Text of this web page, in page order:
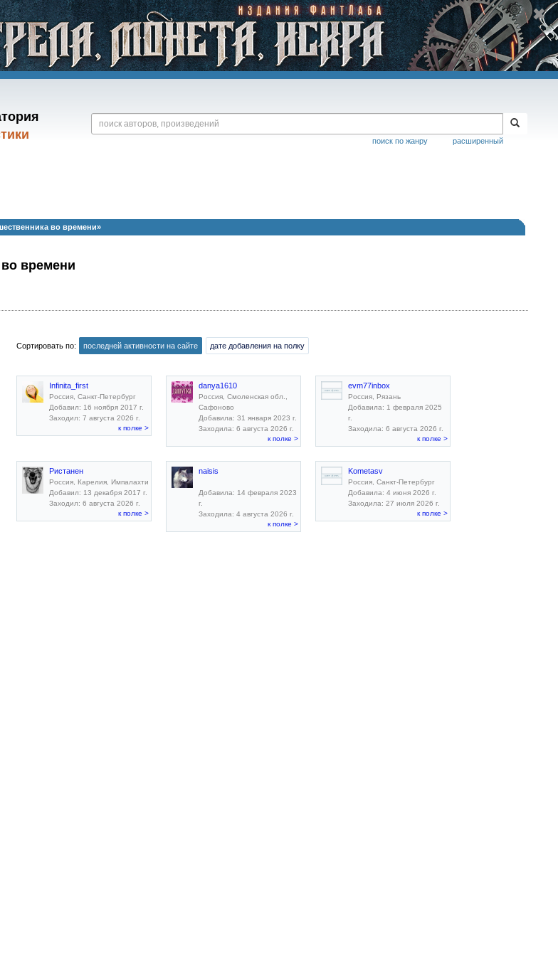
расширенный
поиск по жанру
во времени»
времени
Сортировать по: последней активности на сайте дате добавления на полку
Infinita_first
Россия, Санкт-Петербург
Добавил: 16 ноября 2017 г.
Заходил: 7 августа 2026 г.
к полке >
danya1610
Россия, Смоленская обл.,
Сафоново
Добавила: 31 января 2023 г.
Заходила: 6 августа 2026 г.
к полке >
evm77inbox
Россия, Рязань
Добавила: 1 февраля 2025
г.
Заходила: 6 августа 2026 г.
к полке >
Ристанен
Россия, Карелия, Импалахти
Добавил: 13 декабря 2017 г.
Заходил: 6 августа 2026 г.
к полке >
naisis
Добавила: 14 февраля 2023
г.
Заходила: 4 августа 2026 г.
к полке >
Kometasv
Россия, Санкт-Петербург
Добавила: 4 июня 2026 г.
Заходила: 27 июля 2026 г.
к полке >